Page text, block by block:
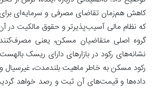
کاهش هم‌زمان تقاضای مصرفی و سرمایه‌ای برای
که نظام مالی آسیب‌پذیرتر و حقوق مالکیت در
گروه اصلی متقاضیان مسکن، یعنی
نشانه‌های رکود در بازارهای دارای ریسک
رکود مسکن به خاطر ماهیت بلندمدت، غیرسیال و
داده‌ها و قیمت‌های آن ثبت و رصد خواهد